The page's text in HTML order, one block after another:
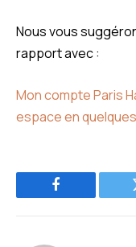
Nous vous
rapport avec :
Mon compte Paris
espace en
Facebook